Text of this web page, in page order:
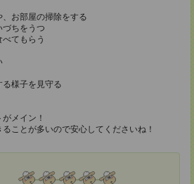
、お部屋の掃除をする
づちをうつ
てもらう
る様子を見守る
メイン！
ことが多いので安心してくださいね！